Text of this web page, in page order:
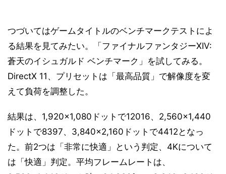
つづいてはゲームタイトルのベンチマークテストによ
る結果を見てみたい。「ファイナルファンタジーXIV:
蒼天のイシュガルド ベンチマーク」を試してみる。
DirectX 11、プリセットは「最高品質」で解像度を変
えて負荷を調整した。
結果は、1,920×1,080ドットで12016、2,560×1,440
ドットで8397、3,840×2,160ドットで4412となっ
た。前2つは「非常に快適」という判定、4Kについて
は「快適」判定。平均フレームレートは、